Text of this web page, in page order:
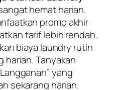
hemat harian.
promo akhir
tarif lebih rendah.
biaya laundry rutin
harian. Tanyakan
yang
sekarang harian.